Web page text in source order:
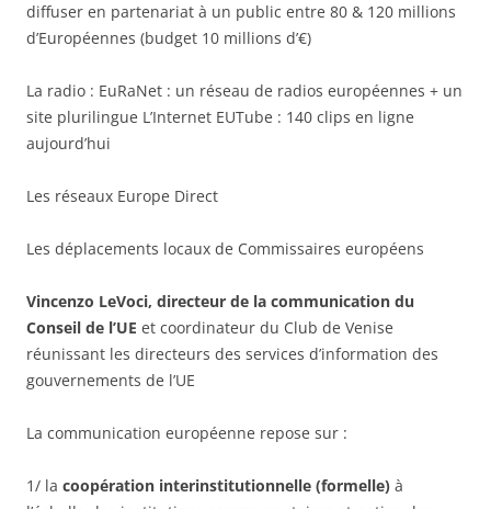
diffuser en partenariat à un public entre 80 & 120 millions
d’Européennes (budget 10 millions d’€)
La radio : EuRaNet : un réseau de radios européennes + un
site plurilingue L’Internet EUTube : 140 clips en ligne
aujourd’hui
Les réseaux Europe Direct
Les déplacements locaux de Commissaires européens
Vincenzo LeVoci, directeur de la communication du
Conseil de l’UE et coordinateur du Club de Venise
réunissant les directeurs des services d’information des
gouvernements de l’UE
La communication européenne repose sur :
1/ la coopération interinstitutionnelle (formelle) à